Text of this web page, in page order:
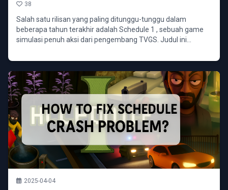
38
Salah satu rilisan yang paling ditunggu-tunggu dalam
beberapa tahun terakhir adalah Schedule 1 , sebuah game
simulasi penuh aksi dari pengembang TVGS. Judul ini...
2025-04-04